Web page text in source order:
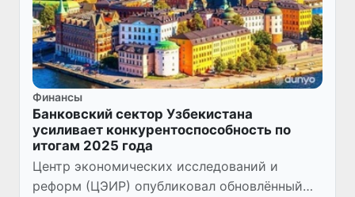
Финансы
Банковский сектор Узбекистана
усиливает конкурентоспособность по
итогам 2025 года
Центр экономических исследований и
реформ (ЦЭИР) опубликовал обновлённый